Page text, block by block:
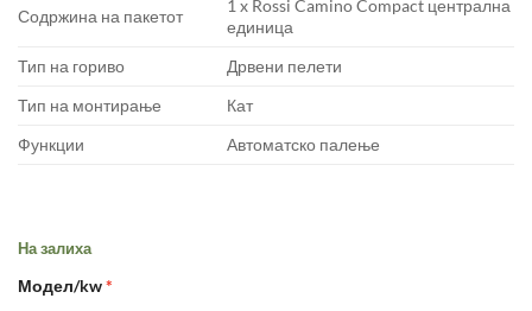
Содржина на пакетот
1 x Rossi Camino Compact централна
единица
Тип на гориво
Дрвени пелети
Тип на монтирање
Кат
Функции
Автоматско палење
На залиха
Модел/kw